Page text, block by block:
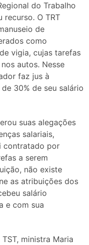
do Trabalho
recurso. O TRT
de
como
vigia, cujas tarefas
autos. Nesse
faz jus à
30% de seu salário
suas alegações
salariais,
contratado por
a serem
não existe
as atribuições dos
salário
e com sua
ministra Maria